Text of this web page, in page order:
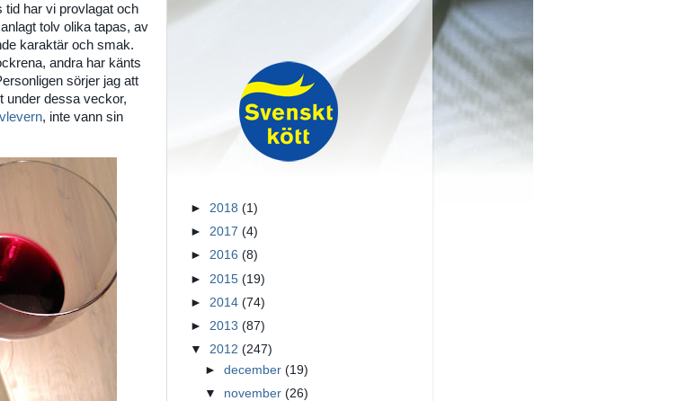
tid har vi provlagat och
tolv olika tapas, av
karaktär och smak.
andra har känts
sörjer jag att
under dessa veckor,
, inte vann sin
► 2018 (1)
► 2017 (4)
► 2016 (8)
► 2015 (19)
► 2014 (74)
► 2013 (87)
▼ 2012 (247)
►december(19)
▼ november(26)